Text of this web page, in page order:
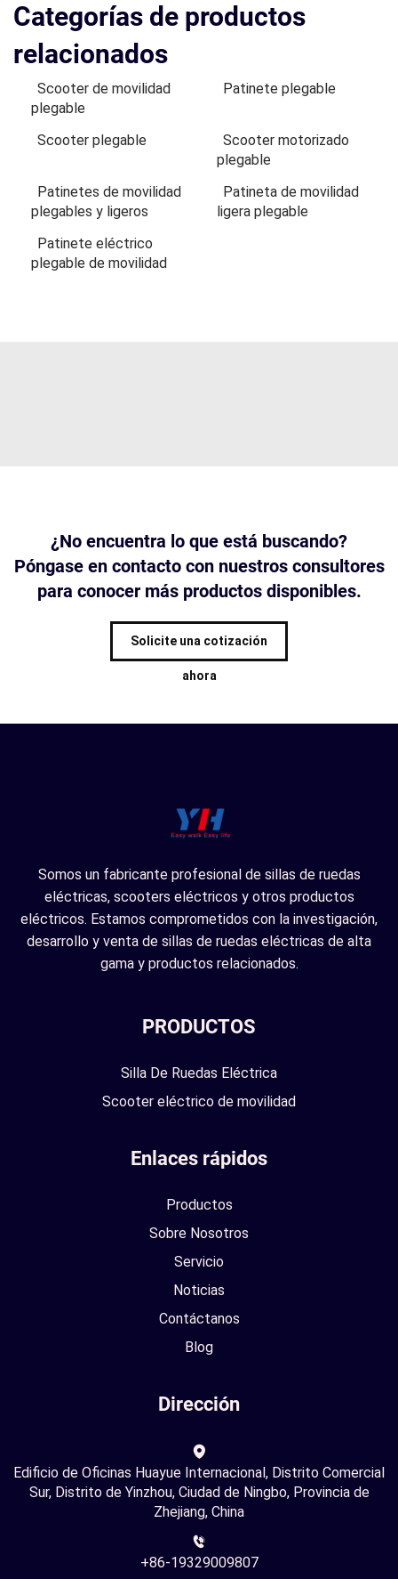
Categorías de productos
relacionados
Scooter de movilidad
plegable
Patinete plegable
Scooter plegable
Scooter motorizado
plegable
Patinetes de movilidad
plegables y ligeros
Patineta de movilidad
ligera plegable
Patinete eléctrico
plegable de movilidad
¿No encuentra lo que está buscando?
Póngase en contacto con nuestros consultores
para conocer más productos disponibles.
Solicite una cotización
ahora
Somos un fabricante profesional de sillas de ruedas
eléctricas, scooters eléctricos y otros productos
eléctricos. Estamos comprometidos con la investigación,
desarrollo y venta de sillas de ruedas eléctricas de alta
gama y productos relacionados.
PRODUCTOS
Silla De Ruedas Eléctrica
Scooter eléctrico de movilidad
Enlaces rápidos
Productos
Sobre Nosotros
Servicio
Noticias
Contáctanos
Blog
Dirección
Edificio de Oficinas Huayue Internacional, Distrito Comercial
Sur, Distrito de Yinzhou, Ciudad de Ningbo, Provincia de
Zhejiang, China
+86-19329009807